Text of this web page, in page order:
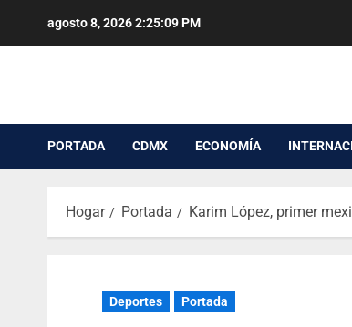
agosto 8, 20262:25:09 PM
PORTADA CDMX ECONOMÍA
Hogar Portada Karim López, primer
Deportes Portada